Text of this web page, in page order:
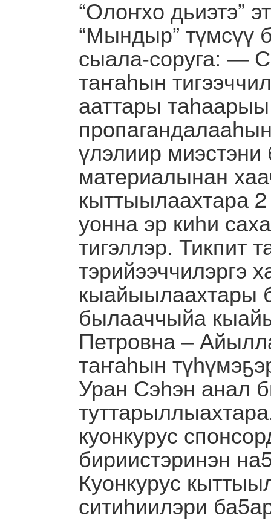
“Олоҥхо дьиэтэ”
“Мындыр” түмсүү
сыала-соруга: —
таҥаһын
ааттары
үлэлиир
материалынан
кыттыылаахтара
уонна эр киһи
тигэллэр. Тикпит
тэрийээччилэргэ
кыайыылаахтары
былааччыйа
Петровна –
таҥаһын
Уран Сэһэн анал
куонкурус
бириистэринэн
Куонкурус
ситиһиилэри